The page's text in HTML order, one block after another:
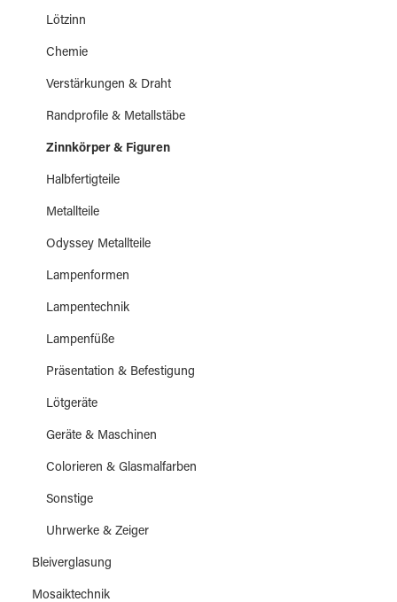
Lötzinn
Chemie
Verstärkungen & Draht
Randprofile & Metallstäbe
Zinnkörper & Figuren
Halbfertigteile
Metallteile
Odyssey Metallteile
Lampenformen
Lampentechnik
Lampenfüße
Präsentation & Befestigung
Lötgeräte
Geräte & Maschinen
Colorieren & Glasmalfarben
Sonstige
Uhrwerke & Zeiger
Bleiverglasung
Mosaiktechnik